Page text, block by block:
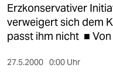
öko
gesellschaft
kultur
Erzkonservativer
verweigert sich dem
passt ihm nicht ■
27.5.2000 0:00 Uhr